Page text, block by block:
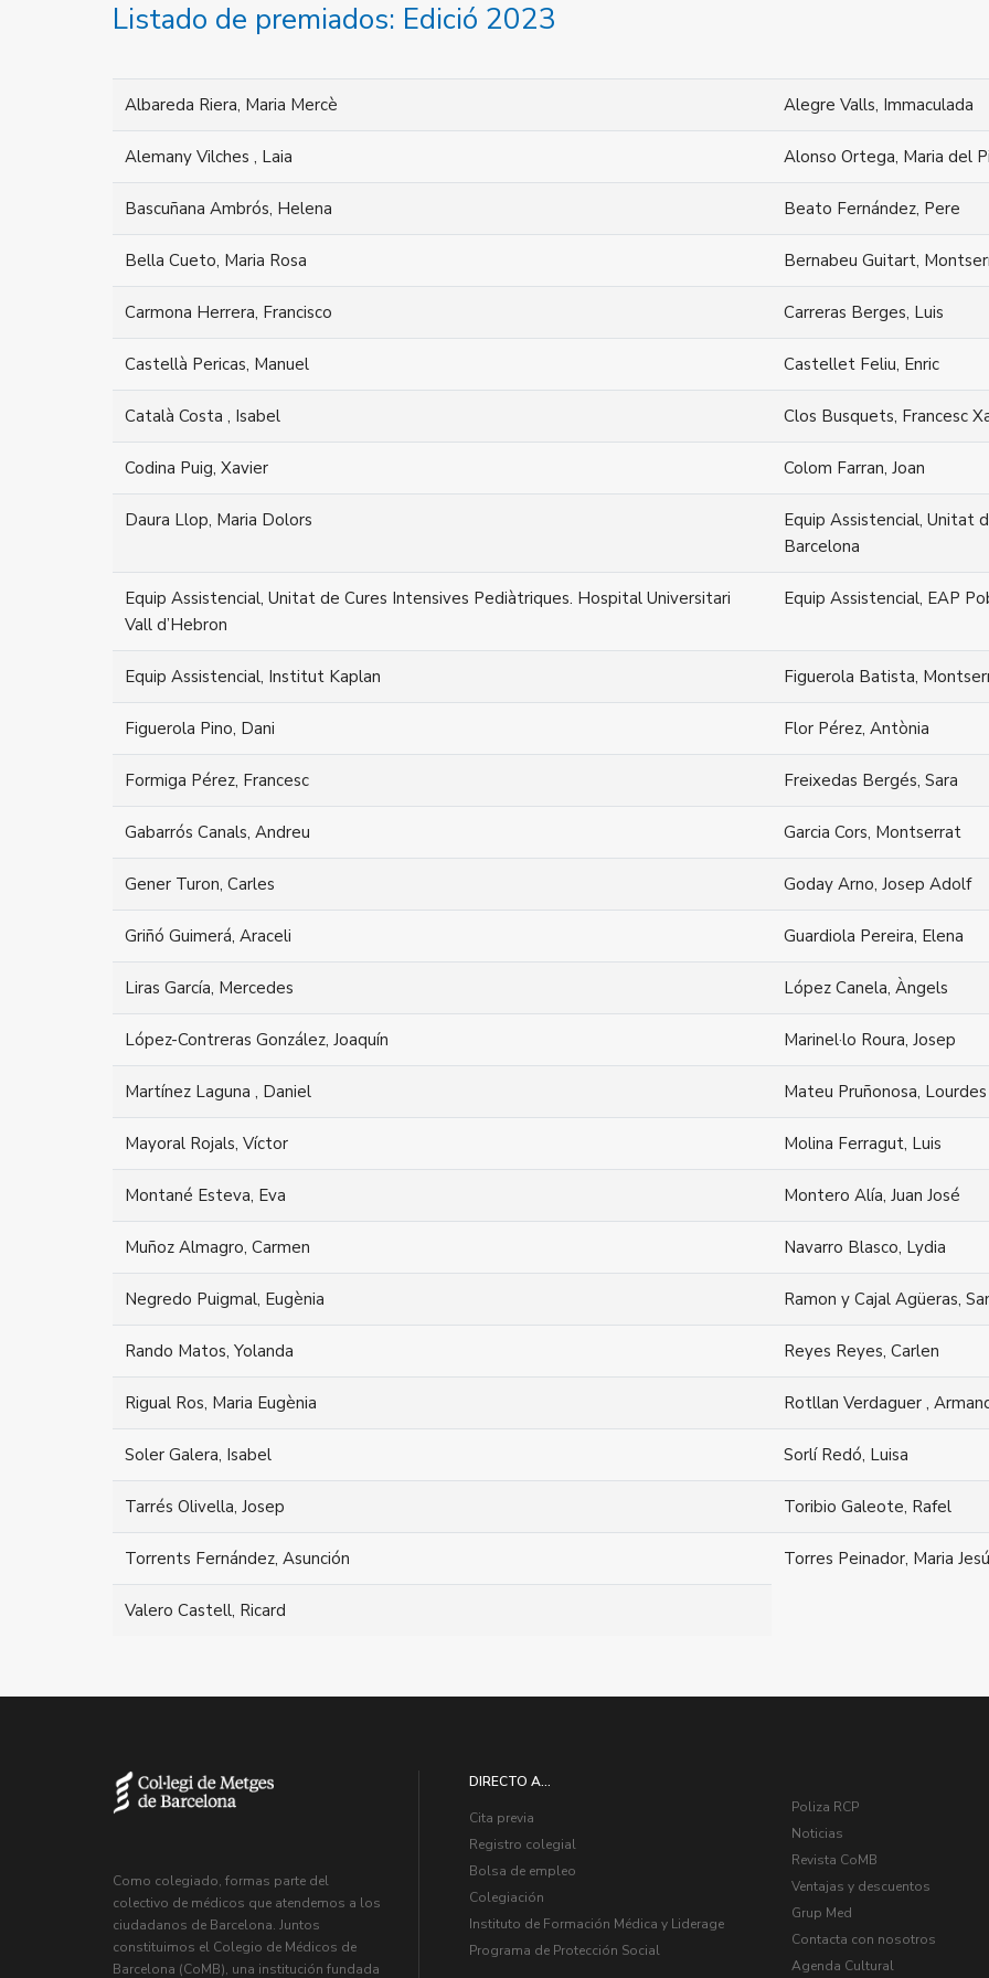
Listado de premiados: Edició 2023
Albareda Riera, Maria Mercè Alegre Valls, Immaculada
Alemany Vilches , Laia Alonso Ortega, Maria del
Bascuñana Ambrós, Helena Beato Fernández, Pere
Bella Cueto, Maria Rosa Bernabeu Guitart,
Carmona Herrera, Francisco Carreras Berges, Luis
Castellà Pericas, Manuel Castellet Feliu, Enric
Català Costa , Isabel Clos Busquets, Francesc
Codina Puig, Xavier Colom Farran, Joan
Daura Llop, Maria Dolors
Equip Assistencial, Unitat
Barcelona
Equip Assistencial, Unitat de Cures Intensives Pediàtriques. Hospital Universitari
Vall d’Hebron
Equip Assistencial, EAP
Equip Assistencial, Institut Kaplan Figuerola Batista,
Figuerola Pino, Dani Flor Pérez, Antònia
Formiga Pérez, Francesc Freixedas Bergés, Sara
Gabarrós Canals, Andreu Garcia Cors, Montserrat
Gener Turon, Carles Goday Arno, Josep Adolf
Griñó Guimerá, Araceli Guardiola Pereira, Elena
Liras García, Mercedes López Canela, Àngels
López-Contreras González, Joaquín Marinel·lo Roura, Josep
Martínez Laguna , Daniel Mateu Pruñonosa, Lourdes
Mayoral Rojals, Víctor Molina Ferragut, Luis
Montané Esteva, Eva Montero Alía, Juan José
Muñoz Almagro, Carmen Navarro Blasco, Lydia
Negredo Puigmal, Eugènia Ramon y Cajal Agüeras,
Rando Matos, Yolanda Reyes Reyes, Carlen
Rigual Ros, Maria Eugènia Rotllan Verdaguer ,
Soler Galera, Isabel Sorlí Redó, Luisa
Tarrés Olivella, Josep Toribio Galeote, Rafel
Torrents Fernández, Asunción Torres Peinador, Maria
Valero Castell, Ricard
Como colegiado, formas parte del
colectivo de médicos que atendemos a los
ciudadanos de Barcelona. Juntos
constituimos el Colegio de Médicos de
Barcelona (CoMB), una institución fundada
DIRECTO A...
Cita previa
Registro colegial
Bolsa de empleo
Colegiación
Instituto de Formación Médica y Liderage
Programa de Protección Social
Poliza RCP
Noticias
Revista CoMB
Ventajas y descuentos
Grup Med
Contacta con nosotros
Agenda Cultural